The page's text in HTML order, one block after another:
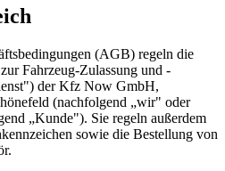
(AGB) regeln die
Fahrzeug-Zulassung und -
der Kfz Now GmbH,
(nachfolgend „wir" oder
„Kunde"). Sie regeln außerdem
sowie die Bestellung von